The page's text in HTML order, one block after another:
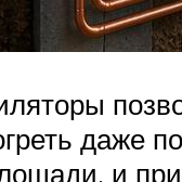
даже
и